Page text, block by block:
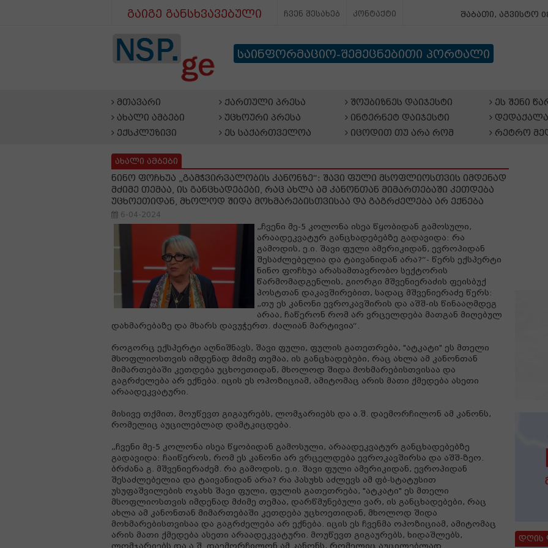
გაიგე განსხვავებული ჩვენ შესახებ კონტაქტი შაბათი, აგვისტო
საინფორმაციო-შემეცნებითი პორტალი
მთავარი
ახალი ამბები
ექსკლუზივი
ქართული პრესა
უცხოური პრესა
ეს საქართველოა
შოუბიზნეს დაიჯესტი
ინტერნეტ დაიჯესტი
იცოდით თუ არა რომ
ეს შენი
რეტრო
ახალი ამბები
ნინო ფოჩხუა „გამჭვირვალობის კანონზე“: შავი ფული მსოფლიოსთვის იმდენად
მძიმე თემაა, ის განცხადებები, რაც ახლა ამ კანონთან მიმართებაში კეთდება
უცხოეთიდან, მხოლოდ შიდა მოხმარებისთვისაა და გაგრძელება არ ექნება
6-04-2024
„ჩვენი მე-5 კოლონა ისეა წყობიდან გამოსული,
არაადეკვატურ განცხადებებზე გადავიდა: რა
გამოდის, ე.ი. შავი ფული ამერიკიდან, ევროპიდან
შესაძლებელია და ტაივანიდან არა?“- წერს ექსპერტი
ნინო ფოჩხუა არასამთავრობო სექტორის
წარმომადგენლის, გიორგი მშვენიერაძის ფეისბუქ
პოსტთან დაკავშირებით, სადაც მშვენიერაძე წერს:
„თუ ეს კანონი ევროკავშირის და აშშ-ის წინააღმდეგ
არაა, ჩაწერონ რომ არ ვრცელდება მათგან მიღებულ
დახმარებაზე და მხარს დავუჭერთ. ძალიან მარტივია“.
როგორც ექსპერტი აღნიშნავს, შავი ფული, ფულის გათეთრება, "ატკატი" ეს მთელი
მსოფლიოსთვის იმდენად მძიმე თემაა, ის განცხადებები, რაც ახლა ამ კანონთან
მიმართებაში კეთდება უცხოეთიდან, მხოლოდ შიდა მოხმარებისთვისაა და
გაგრძელება არ ექნება. იცის ეს ოპოზიციამ, ამიტომაც არის მათი ქმედება ასეთი
არაადეკვატური.
მისივე თქმით, მოუწევთ გიგაურებს, ლომჯარიებს და ა.შ. დაემორჩილონ ამ კანონს,
რომელიც აუცილებლად დამტკიცდება.
„ჩვენი მე-5 კოლონა ისეა წყობიდან გამოსული, არაადეკვატურ განცხადებებზე
გადავიდა: ჩაიწეროს, რომ ეს კანონი არ ვრცელდება ევროკავშირსა და აშშ-ზეო.
ბრძანა გ. მშვენიერაძემ. რა გამოდის, ე.ი. შავი ფული ამერიკიდან, ევროპიდან
შესაძლებელია და ტაივანიდან არა? რა პასუხს აძლევს ამ ფბ-სტატუსით
უსუფაშვილების ოჯახს შავი ფული, ფულის გათეთრება, "ატკატი" ეს მთელი
მსოფლიოსთვის იმდენად მძიმე თემაა, დარწმუნებული ვარ, ის განცხადებები, რაც
ახლა ამ კანონთან მიმართებაში კეთდება უცხოეთიდან, მხოლოდ შიდა
მოხმარებისთვისაა და გაგრძელება არ ექნება. იცის ეს ჩვენმა ოპოზიციამ, ამიტომაც
არის მათი ქმედება ასეთი არაადეკვატური. მოუწევთ გიგაურებს, ხიდაშლებს,
ლომჯარიებს და ა.შ. დაემორჩილონ ამ კანონს, რომელიც აუცილებლად
დღის